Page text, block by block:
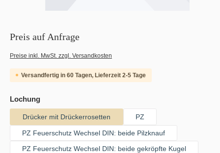
Preis auf Anfrage
Preise inkl. MwSt. zzgl. Versandkosten
Versandfertig in 60 Tagen, Lieferzeit 2-5 Tage
Lochungauswählen
Drücker mit Drückerrosetten PZ
PZ Feuerschutz Wechsel DIN: beide Pilzknauf
PZ Feuerschutz Wechsel DIN: beide gekröpfte Kugel